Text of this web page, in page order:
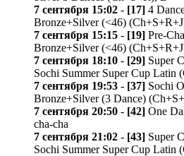
7 сентября 15:02 - [17] 4
Bronze+Silver (<46)
7 сентября 15:15 - [19] Pre-
Bronze+Silver (<46)
7 сентября 18:10 - [29] Super
Sochi Summer Super Cup Latin
7 сентября 19:53 - [37] Sochi
Bronze+Silver (3 Dance)
7 сентября 20:50 - [42] One
cha-cha
7 сентября 21:02 - [43] Super
Sochi Summer Super Cup